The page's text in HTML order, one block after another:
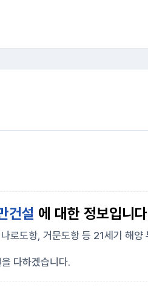
건설 에 대한 정보입니
로도항, 거문도항 등 21세기 해양
다하겠습니다.